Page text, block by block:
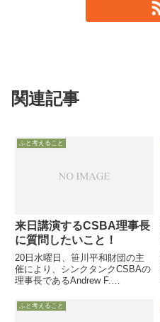
関連記事
ふと考えること
来日講演するCSBA理事長
に質問したいこと！
20日水曜日、笹川平和財団の主
催により、シンクタンクCSBAの
理事長であるAndrew F.
ます。演題は「米国の防衛戦略の
将来と日米同盟」だったと思いま
ふと考えること